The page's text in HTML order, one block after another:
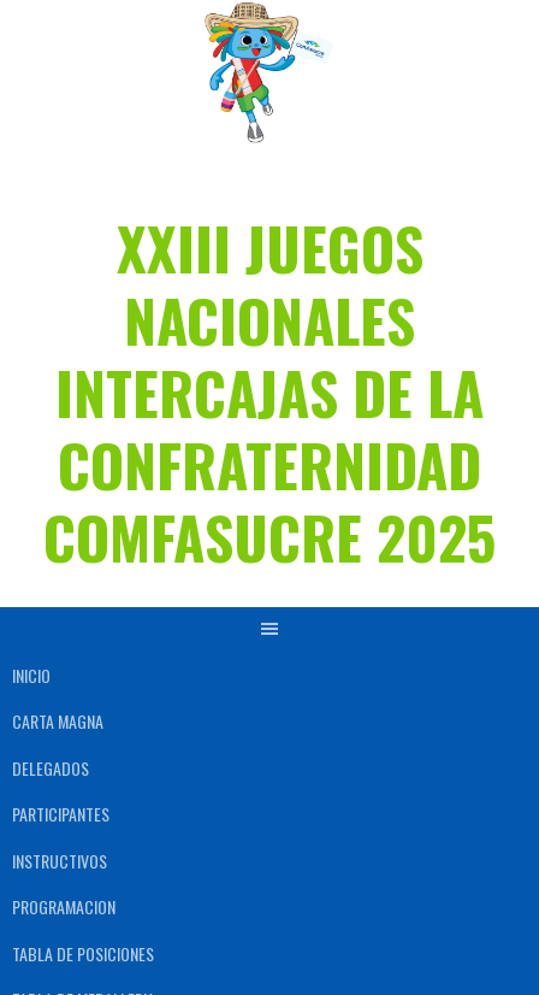
XXIII JUEGOS
NACIONALES
INTERCAJAS DE LA
CONFRATERNIDAD
COMFASUCRE 2025
INICIO
CARTA MAGNA
DELEGADOS
PARTICIPANTES
INSTRUCTIVOS
PROGRAMACION
TABLA DE POSICIONES